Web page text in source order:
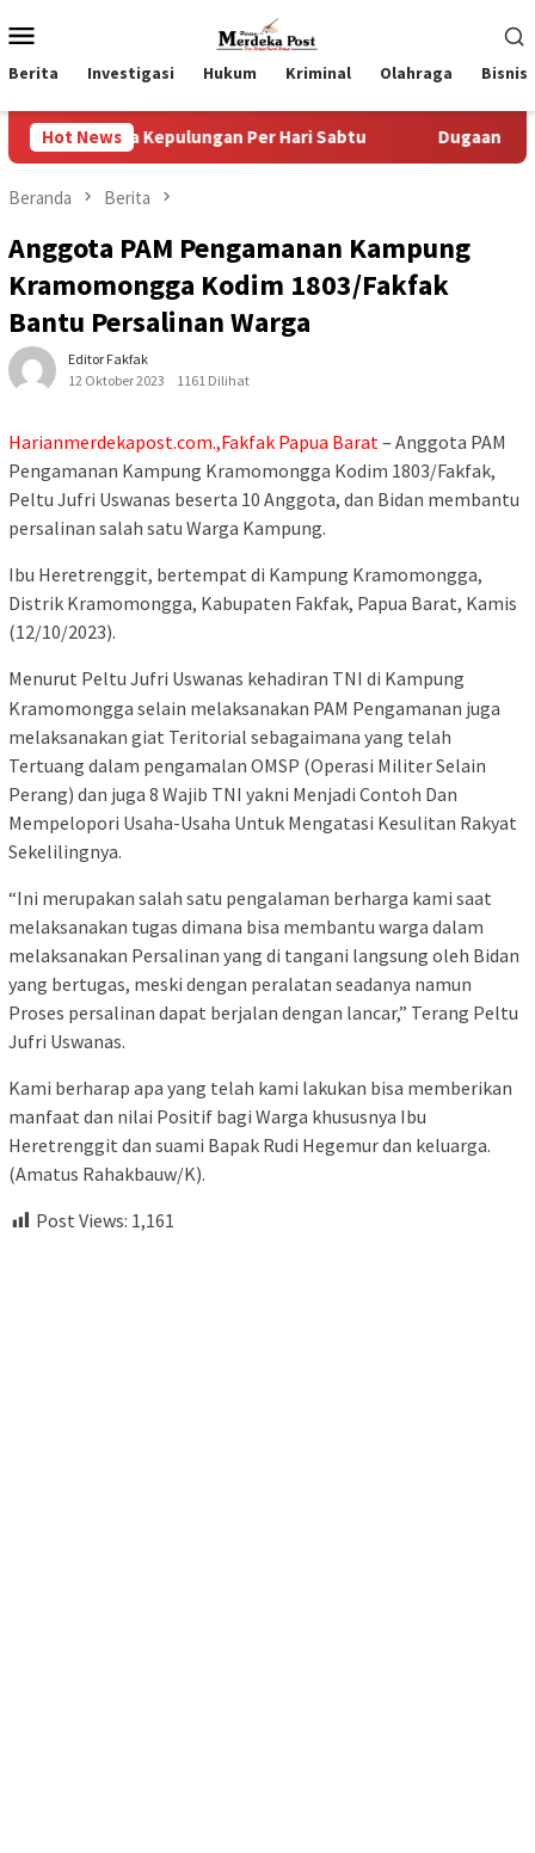
ke
kontenMobile
Berita Investigasi Hukum Kriminal Olahraga Bisnis
Hot News
Kepulungan Per Hari Sabtu Dugaan Pungli SKAB di
Beranda Berita
Anggota PAM Pengamanan Kampung
Kramomongga Kodim 1803/Fakfak
Bantu Persalinan Warga
Editor Fakfak
12 Oktober 2023
1161 Dilihat
Harianmerdekapost.com.,Fakfak Papua Barat– Anggota PAM
Pengamanan Kampung Kramomongga Kodim 1803/Fakfak,
Peltu Jufri Uswanas beserta 10 Anggota, dan Bidan membantu
persalinan salah satu Warga Kampung.
Ibu Heretrenggit, bertempat di Kampung Kramomongga,
Distrik Kramomongga, Kabupaten Fakfak, Papua Barat, Kamis
(12/10/2023).
Menurut Peltu Jufri Uswanas kehadiran TNI di Kampung
Kramomongga selain melaksanakan PAM Pengamanan juga
melaksanakan giat Teritorial sebagaimana yang telah
Tertuang dalam pengamalan OMSP (Operasi Militer Selain
Perang) dan juga 8 Wajib TNI yakni Menjadi Contoh Dan
Mempelopori Usaha-Usaha Untuk Mengatasi Kesulitan Rakyat
Sekelilingnya.
“Ini merupakan salah satu pengalaman berharga kami saat
melaksanakan tugas dimana bisa membantu warga dalam
melaksanakan Persalinan yang di tangani langsung oleh Bidan
yang bertugas, meski dengan peralatan seadanya namun
Proses persalinan dapat berjalan dengan lancar,” Terang Peltu
Jufri Uswanas.
Kami berharap apa yang telah kami lakukan bisa memberikan
manfaat dan nilai Positif bagi Warga khususnya Ibu
Heretrenggit dan suami Bapak Rudi Hegemur dan keluarga.
(Amatus Rahakbauw/K).
Post Views: 1,161